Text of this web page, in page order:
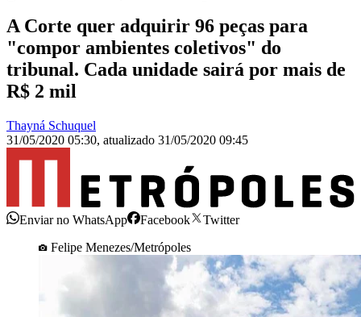
A Corte quer adquirir 96 peças para
"compor ambientes coletivos" do
tribunal. Cada unidade sairá por mais de
R$ 2 mil
Thayná Schuquel
31/05/2020 05:30, atualizado 31/05/2020 09:45
Enviar no WhatsApp Facebook
Twitter
Felipe Menezes/Metrópoles